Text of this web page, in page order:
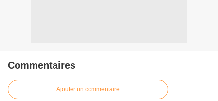
Commentaires
Ajouter un commentaire